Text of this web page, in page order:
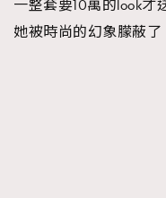
一整套要10萬的look
她被時尚的幻象朦蔽了